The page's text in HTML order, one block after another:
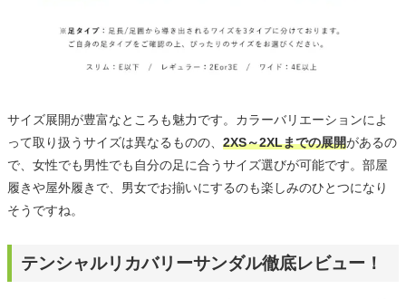
サイズ展開が豊富なところも魅力です。カラーバリエーションによ
って取り扱うサイズは異なるものの、 2XS～2XLまでの展開があるの
で、女性でも男性でも自分の足に合うサイズ選びが可能です。部屋
履きや屋外履きで、男女でお揃いにするのも楽しみのひとつになり
そうですね。
テンシャルリカバリーサンダル徹底レビュー！